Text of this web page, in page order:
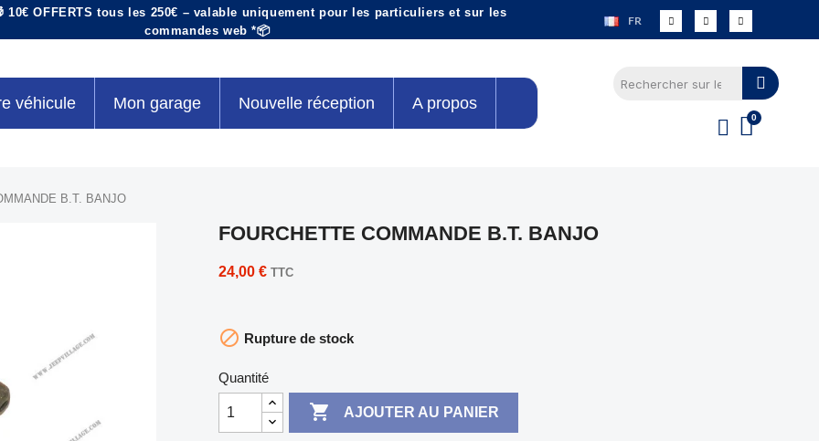
10€ OFFERTS tous les 250€ – valable uniquement pour les particuliers et sur les
commandes web *📦
FR
véhicule Mon garage Nouvelle réception A propos
B.T. BANJO
FOURCHETTE COMMANDE B.T. BANJO
24,00 € TTC
 Rupture de stock
Quantité
 AJOUTER AU PANIER